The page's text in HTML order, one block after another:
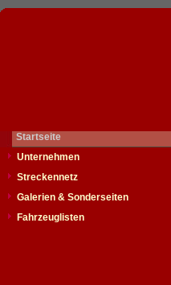
Startseite
Unternehmen
Streckennetz
Galerien & Sonderseiten
Fahrzeuglisten